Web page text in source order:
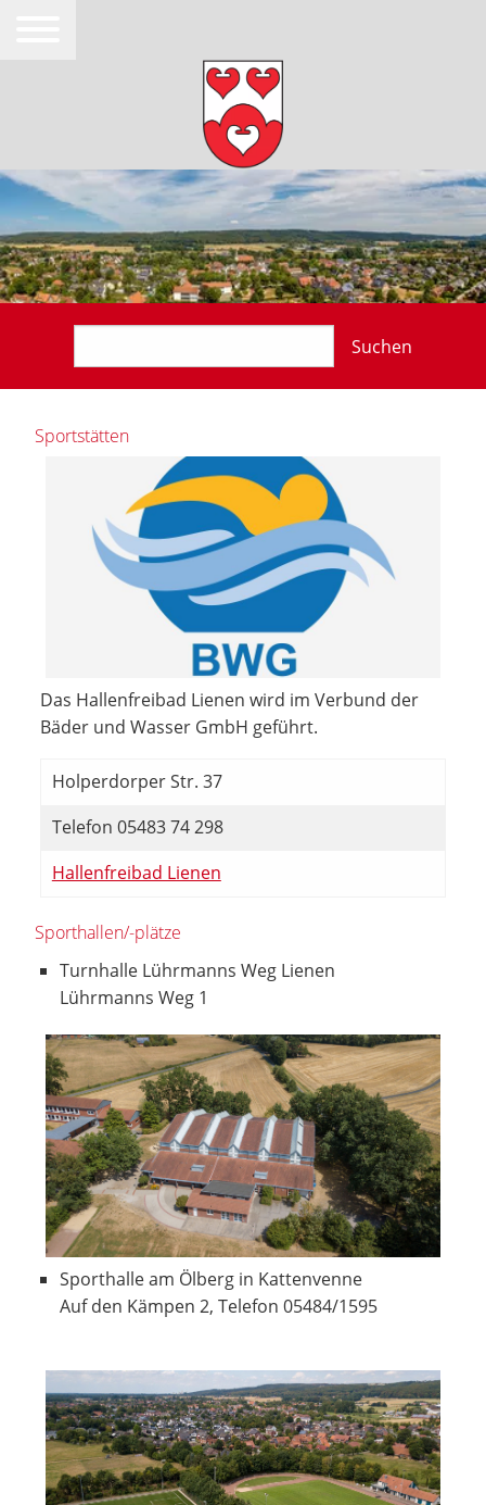
Suchen
Sportstätten
Das Hallenfreibad Lienen wird im Verbund der
Bäder und Wasser GmbH geführt.
Holperdorper Str. 37
Telefon 05483 74 298
Hallenfreibad Lienen
Sporthallen/-plätze
Turnhalle Lührmanns Weg Lienen
Lührmanns Weg 1
Sporthalle am Ölberg in Kattenvenne
Auf den Kämpen 2, Telefon 05484/1595